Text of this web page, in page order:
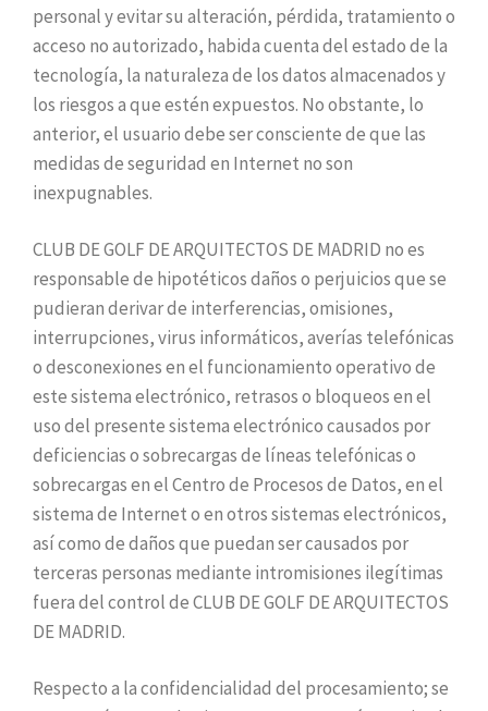
personal y evitar su alteración, pérdida, tratamiento o
acceso no autorizado, habida cuenta del estado de la
tecnología, la naturaleza de los datos almacenados y
los riesgos a que estén expuestos. No obstante, lo
anterior, el usuario debe ser consciente de que las
medidas de seguridad en Internet no son
inexpugnables.
CLUB DE GOLF DE ARQUITECTOS DE MADRID no es
responsable de hipotéticos daños o perjuicios que se
pudieran derivar de interferencias, omisiones,
interrupciones, virus informáticos, averías telefónicas
o desconexiones en el funcionamiento operativo de
este sistema electrónico, retrasos o bloqueos en el
uso del presente sistema electrónico causados por
deficiencias o sobrecargas de líneas telefónicas o
sobrecargas en el Centro de Procesos de Datos, en el
sistema de Internet o en otros sistemas electrónicos,
así como de daños que puedan ser causados por
terceras personas mediante intromisiones ilegítimas
fuera del control de CLUB DE GOLF DE ARQUITECTOS
DE MADRID.
Respecto a la confidencialidad del procesamiento; se